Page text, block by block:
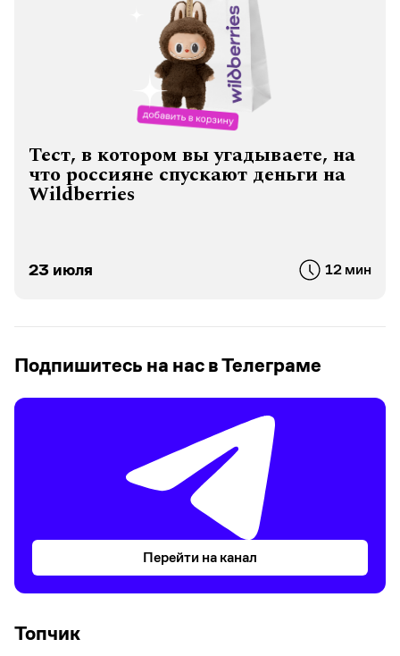
Тест, в котором вы угадываете, на
что россияне спускают деньги на
Wildberries
23 июля 12 мин
Подпишитесь на нас в Телеграме
Перейти на канал
Топчик